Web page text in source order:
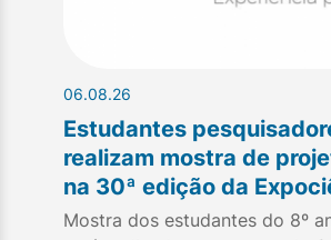
06.08.26
Estudantes
realizam mostra de
na 30ª edição da
Mostra dos estudantes do 8º